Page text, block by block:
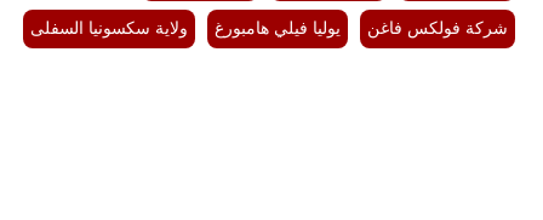
شركة فولكس فاغن يوليا فيلي هامبورغ ولاية سكسونيا السفلى